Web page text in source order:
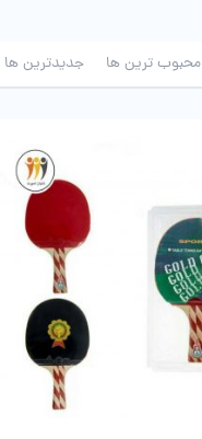
محبوب ترین ها جدیدترین ها